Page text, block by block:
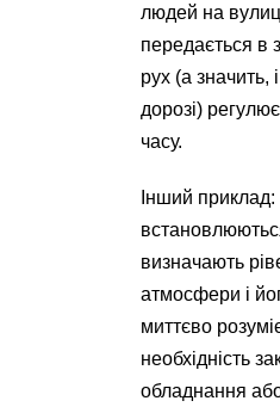
людей на
передається в
рух (а значить, і
дорозі)
часу.
Інший
визначають
атмосфери і
миттєво
необхідність
обладнання